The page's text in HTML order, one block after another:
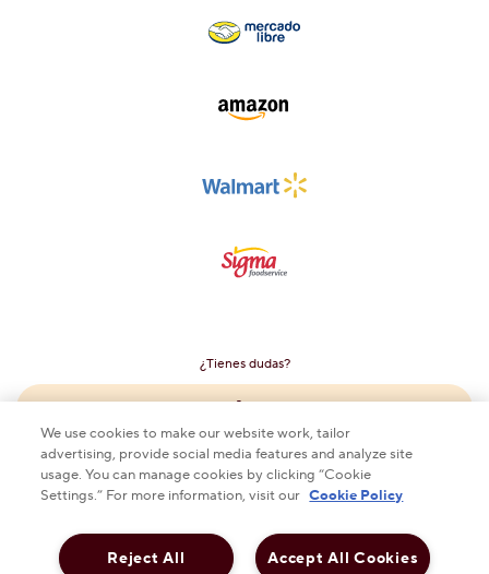
¿Tienes dudas?
Contáctanos
We use cookies to make our website work, tailor
advertising, provide social media features and analyze site
usage. You can manage cookies by clicking “Cookie
Settings.” For more information, visit our Cookie Policy
Accept All Cookies
Reject All